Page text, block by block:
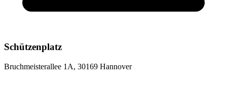
Schützenplatz
Bruchmeisterallee 1A, 30169 Hannover